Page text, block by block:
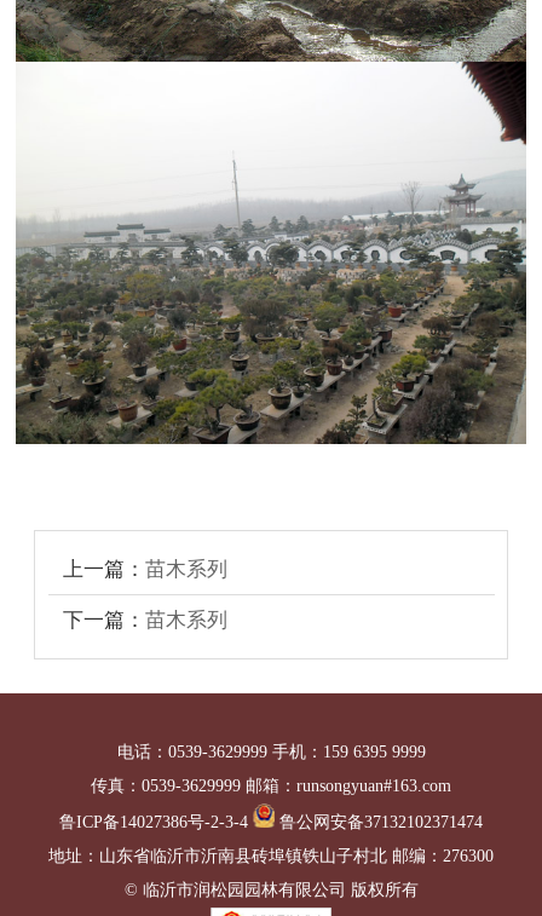
上一篇：苗木系列
下一篇：苗木系列
电话：0539-3629999 手机：159 6395 9999
传真：0539-3629999 邮箱：runsongyuan#163.com
鲁ICP备14027386号-2-3-4
鲁公网安备37132102371474
地址：山东省临沂市沂南县砖埠镇铁山子村北 邮编：276300
© 临沂市润松园园林有限公司 版权所有